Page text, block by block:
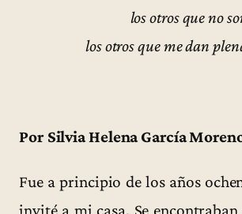
los otros que no
los otros que me dan
Por Silvia Helena García
Fue a principio de los años
invité a mi casa. Se encontraban